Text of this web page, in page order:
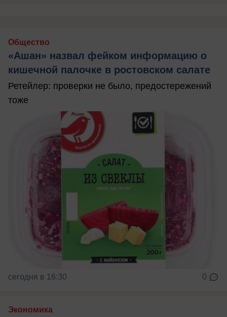
Общество
«Ашан» назвал фейком информацию о
кишечной палочке в ростовском салате
Ретейлер: проверки не было, предостережений
тоже
сегодня в 16:30 0
Экономика